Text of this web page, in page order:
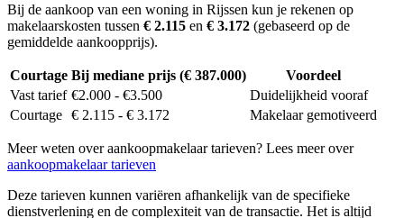
Bij de aankoop van een woning in Rijssen kun je rekenen op
makelaarskosten tussen € 2.115 en € 3.172 (gebaseerd op de
gemiddelde aankoopprijs).
Courtage Bij mediane prijs (€ 387.000)
Voordeel
Vast tarief €2.000 - €3.500
Duidelijkheid vooraf
Courtage € 2.115 - € 3.172 Makelaar gemotiveerd
Meer weten over aankoopmakelaar tarieven? Lees meer over
aankoopmakelaar tarieven
Deze tarieven kunnen variëren afhankelijk van de specifieke
dienstverlening en de complexiteit van de transactie. Het is altijd